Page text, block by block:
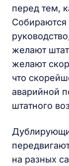
перед тем,
Собираются
желают
желают
что
аварийной
штатного
на разных